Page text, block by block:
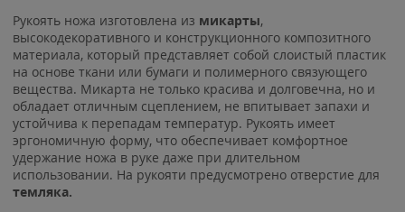
Рукоять ножа изготовлена из микарты,
высокодекоративного и конструкционного композитного
материала, который представляет собой слоистый пластик
на основе ткани или бумаги и полимерного связующего
вещества. Микарта не только красива и долговечна, но и
обладает отличным сцеплением, не впитывает запахи и
устойчива к перепадам температур. Рукоять имеет
эргономичную форму, что обеспечивает комфортное
удержание ножа в руке даже при длительном
использовании. На рукояти предусмотрено отверстие для
темляка.